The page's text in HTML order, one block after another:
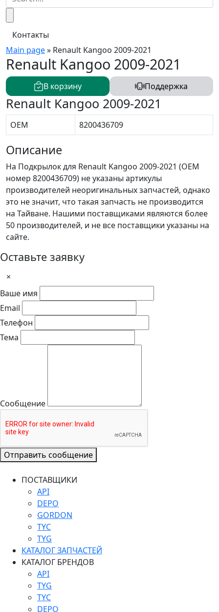
Контакты
Main page» Renault Kangoo 2009-2021
Renault Kangoo 2009-2021
В корзину Поддержка
Renault Kangoo 2009-2021
OEM 8200436709
Описание
На Подкрылок для Renault Kangoo 2009-2021 (OEM
номер 8200436709) не указаны артикулы
производителей неоригинальных запчастей, однако
это не значит, что такая запчасть не производится
на Тайване. Нашими поставщиками являются более
50 производителей, и не все поставщики указаны на
сайте.
Оставьте заявку
×
Ваше имя
Email
Телефон
Тема
Сообщение
Отправить сообщение
ПОСТАВЩИКИ
API
DEPO
GORDON
TYC
TYG
КАТАЛОГ ЗАПЧАСТЕЙ
КАТАЛОГ БРЕНДОВ
API
TYG
TYC
DEPO